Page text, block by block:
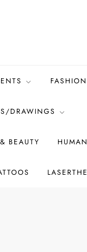
FASHION
DRAWINGS
BEAUTY